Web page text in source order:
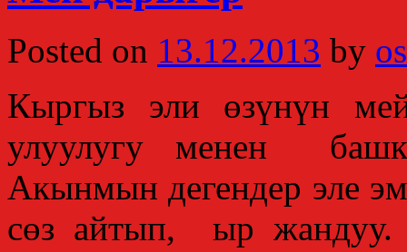
Posted on 13.12.2013 by
Кыргыз эли өзүнүн
улуулугу менен
Акынмын дегендер эле
сөз айтып, ыр жандуу.